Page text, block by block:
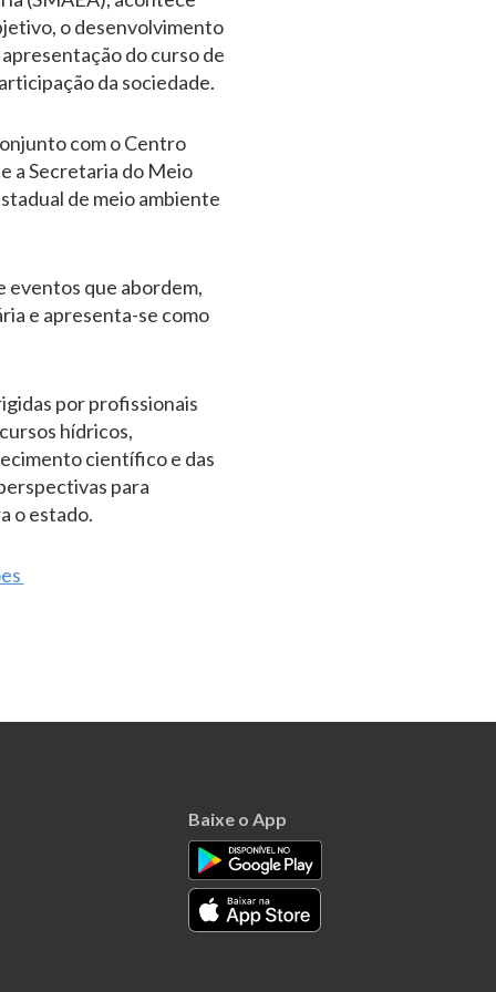
o desenvolvimento
do curso de
da sociedade.
com o Centro
a Secretaria do Meio
de meio ambiente
eventos que abordem,
e apresenta-se como
por profissionais
hídricos,
científico e das
para
o estado.
Baixe o App